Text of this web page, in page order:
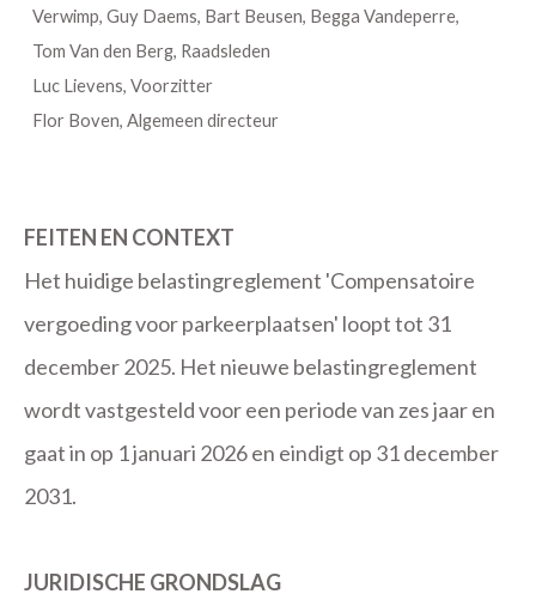
Verwimp, Guy Daems, Bart Beusen, Begga Vandeperre,
Tom Van den Berg, Raadsleden
Luc Lievens, Voorzitter
Flor Boven, Algemeen directeur
FEITEN EN CONTEXT
Het huidige belastingreglement 'Compensatoire
vergoeding voor parkeerplaatsen' loopt tot 31
december 2025. Het nieuwe belastingreglement
wordt vastgesteld voor een periode van zes jaar en
gaat in op 1 januari 2026 en eindigt op 31 december
2031.
JURIDISCHE GRONDSLAG